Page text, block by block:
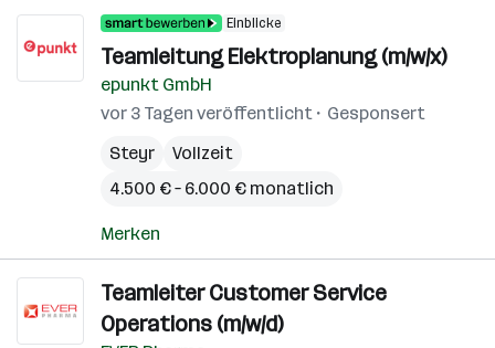
Einblicke
Teamleitung Elektroplanung (m/w/x)
epunkt GmbH
vor 3 Tagen veröffentlicht
Gesponsert
Steyr
Vollzeit
4.500 € – 6.000 € monatlich
Merken
Teamleiter Customer Service
Operations (m/w/d)